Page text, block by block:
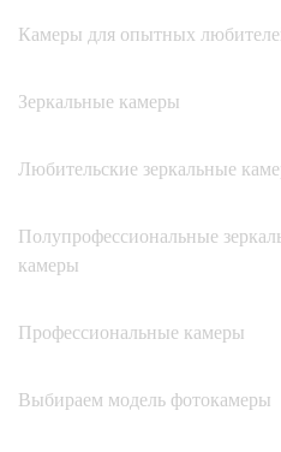
Камеры для опытных
Зеркальные камеры
Любительские зеркальные
Полупрофессиональные
камеры
Профессиональные камеры
Выбираем модель фотокамеры